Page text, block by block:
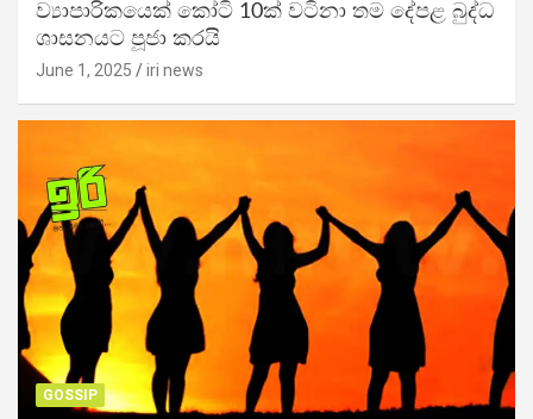
ව්‍යාපාරිකයෙක් කෝටි 10ක් වටිනා තම දේපළ බුද්ධ
ශාසනයට පූජා කරයි
June 1, 2025 iri news
GOSSIP